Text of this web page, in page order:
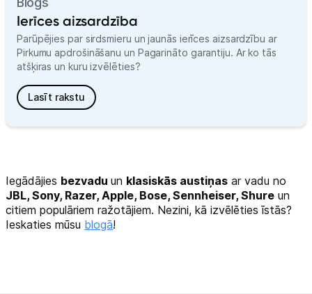
Ierīces aizsardzība
Parūpējies par sirdsmieru un jaunās ierīces aizsardzību ar
Pirkumu apdrošināšanu un Pagarināto garantiju. Ar ko tās
atšķiras un kuru izvēlēties?
Lasīt rakstu
Iegādājies bezvadu un klasiskās austiņas ar vadu no
JBL, Sony, Razer, Apple, Bose, Sennheiser, Shure un
citiem populāriem ražotājiem. Nezini, kā izvēlēties īstās?
Ieskaties mūsu blogā!